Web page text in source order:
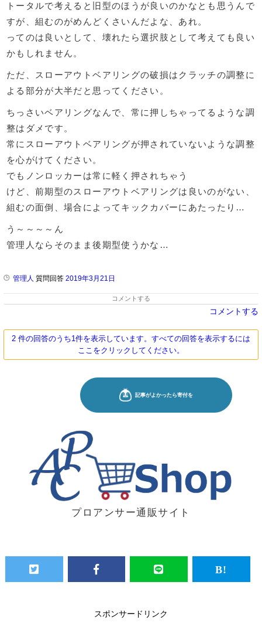
トータルで考えると旧型のほうが良いのかなとも思うんで
すが、組むのがめんどくさいんだよな、あれ。
ってのは良いとして、壊れたら選択肢として考えても良い
かもしれません。
ただ、スローアウトベアリングの破損はクラッチの調整に
よる部分が大半だと思ってください。
ちっさいベアリングなんで、常に押しちゃってるような調
整はダメです。
常にスローアウトベアリングが押されていないような調整
を心がけてください。
でもノンロッカーは常に軽く押されちゃう
けど、前期型のスローアウトベアリングは良いのがない、
組むの面倒、場合によってキックカバーにあたったり…
う～～～～ん
管理人ならそのまま後期型使うかな…
管理人 質問回答 2019年3月21日
コメントする
コメントする
2 件の回答のうち1件を表示しています。すべての回答を表示するには
ここをクリックしてください。
プロアンサー通販サイト
スポンサードリンク